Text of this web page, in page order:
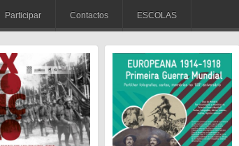
Participar Contactos ESCOLAS